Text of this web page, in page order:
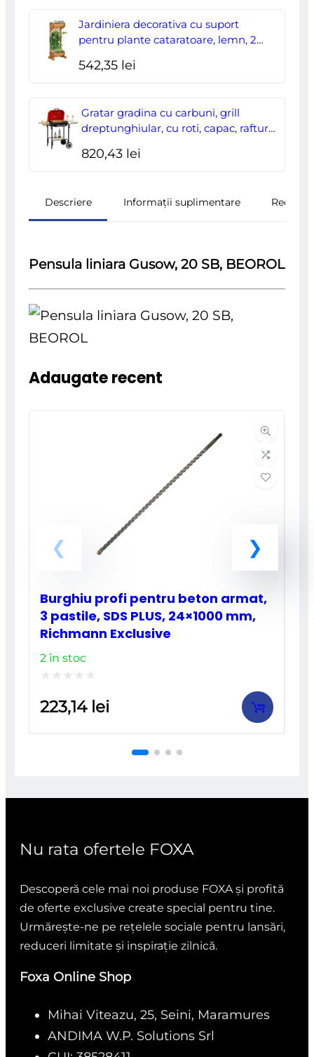
Jardiniera decorativa cu suport
pentru plante cataratoare, lemn, 2
542,35 lei
Gratar gradina cu carbuni, grill
dreptunghiular, cu roti, capac, rafturi,
820,43 lei
Descriere Informații suplimentare
Pensula liniara Gusow, 20 SB, BEOROL
Adaugate recent
Burghiu profi pentru beton armat,
3 pastile, SDS PLUS, 24×1000 mm,
Richmann Exclusive
2 în stoc
la
223,14 lei
Nu rata ofertele FOXA
Descoperă cele mai noi produse FOXA și profită
de oferte exclusive create special pentru tine.
Urmărește-ne pe rețelele sociale pentru lansări,
reduceri limitate și inspirație zilnică.
Foxa Online Shop
Mihai Viteazu, 25, Seini, Maramures
ANDIMA W.P. Solutions Srl